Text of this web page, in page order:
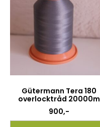
Gütermann Tera 180
overlocktråd 20000m
900,-